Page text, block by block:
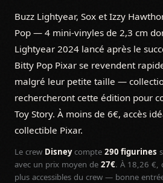
Buzz Lightyear, Sox et Izzy
Pop — 4 mini-vinyles de 2,3 cm
Lightyear 2024 lancé après le
Bitty Pop Pixar se revendent
malgré leur petite taille —
rechercheront cette édition pour
Toy Story. À moins de 6€, accès
collectible Pixar.
Le crew Disneycompte 290 figurines
avec un prix moyen de 27€. À 18,26 €,
plus accessibles du crew — bonne